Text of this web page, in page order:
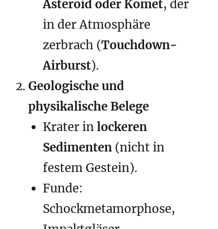
Asteroid oder Komet, der
in der Atmosphäre
zerbrach (Touchdown-
Airburst).
Geologische und
physikalische Belege
Krater inlockeren
Sedimenten (nicht in
festem Gestein).
Funde:
Schockmetamorphose,